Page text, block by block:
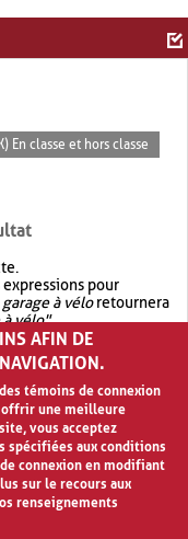
En classe et hors classe
pour
garage à véloretournera
à vélo".
OR.garage OR vélo
garage à vélo
AFIN DE
témoins de connexion
offrir une meilleure
vous acceptez
spécifiées aux conditions
connexion en modifiant
sur le recours aux
renseignements